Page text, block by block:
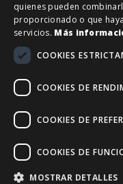
quienes pueden
proporcionado o que
servicios. Más
COOKIES
COOKIES DE
COOKIES DE
COOKIES DE
MOSTRAR DETALLES